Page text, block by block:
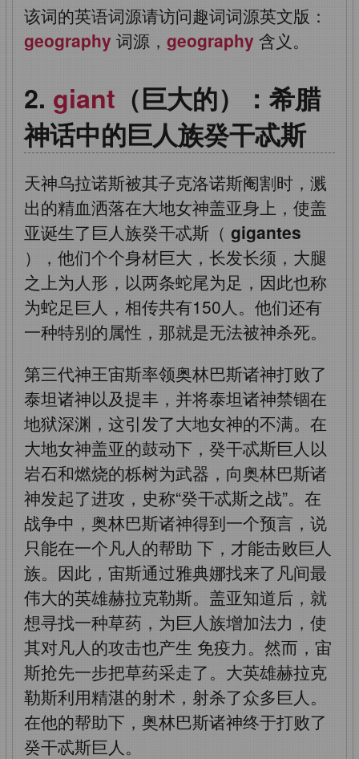
该词的英语词源请访问趣词词源英文版：
geography 词源， geography 含义。
giant （巨大的）：希腊
神话中的巨人族癸干忒斯
天神乌拉诺斯被其子克洛诺斯阉割时，溅
出的精血洒落在大地女神盖亚身上，使盖
亚诞生了巨人族癸干忒斯（ gigantes
），他们个个身材巨大，长发长须，大腿
之上为人形，以两条蛇尾为足，因此也称
为蛇足巨人，相传共有150人。他们还有
一种特别的属性，那就是无法被神杀死。
第三代神王宙斯率领奥林巴斯诸神打败了
泰坦诸神以及提丰，并将泰坦诸神禁锢在
地狱深渊，这引发了大地女神的不满。在
大地女神盖亚的鼓动下，癸干忒斯巨人以
岩石和燃烧的栎树为武器，向奥林巴斯诸
神发起了进攻，史称“癸干忒斯之战”。在
战争中，奥林巴斯诸神得到一个预言，说
只能在一个凡人的帮助 下，才能击败巨人
族。因此，宙斯通过雅典娜找来了凡间最
伟大的英雄赫拉克勒斯。盖亚知道后，就
想寻找一种草药，为巨人族增加法力，使
其对凡人的攻击也产生 免疫力。然而，宙
斯抢先一步把草药采走了。大英雄赫拉克
勒斯利用精湛的射术，射杀了众多巨人。
在他的帮助下，奥林巴斯诸神终于打败了
癸干忒斯巨人。